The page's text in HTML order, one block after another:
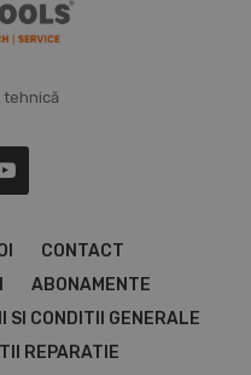
tehnică
CONTACT
ABONAMENTE
SI CONDITII GENERALE
REPARATIE